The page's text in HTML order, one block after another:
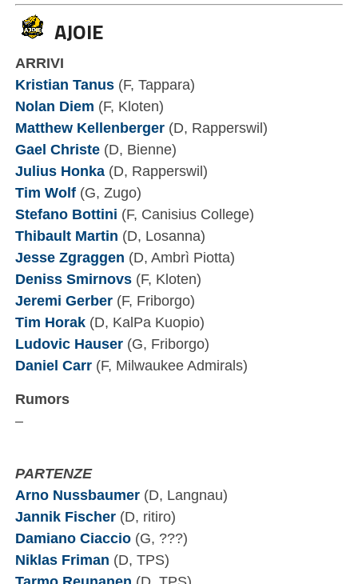
AJOIE
ARRIVI
Kristian Tanus(F, Tappara)
Nolan Diem (F, Kloten)
Matthew Kellenberger(D, Rapperswil)
Gael Christe(D, Bienne)
Julius Honka(D, Rapperswil)
Tim Wolf(G, Zugo)
Stefano Bottini (F, Canisius College)
Thibault Martin (D, Losanna)
Jesse Zgraggen (D, Ambrì Piotta)
Deniss Smirnovs(F, Kloten)
Jeremi Gerber(F, Friborgo)
Tim Horak(D, KalPa Kuopio)
Ludovic Hauser(G, Friborgo)
Daniel Carr(F, Milwaukee Admirals)
Rumors
–
PARTENZE
Arno Nussbaumer(D, Langnau)
Jannik Fischer(D, ritiro)
Damiano Ciaccio(G, ???)
Niklas Friman (D, TPS)